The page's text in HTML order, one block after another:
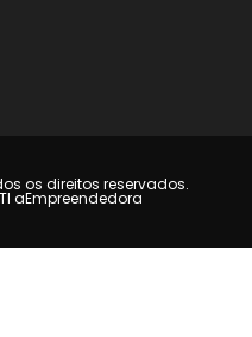
os direitos reservados.
aEmpreendedora